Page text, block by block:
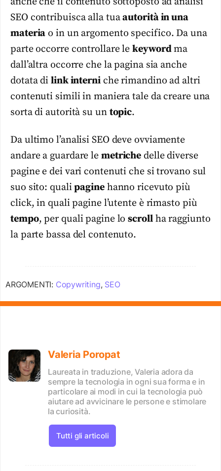
SEO contribuisca alla tuaautorità in una
materia o in un argomento specifico. Da una
parte occorre controllare lekeywordma
dall’altra occorre che la pagina sia anche
dotata dilink interniche rimandino ad altri
contenuti simili in maniera tale da creare una
sorta di autorità su un topic.
Da ultimo l’analisi SEO deve ovviamente
andare a guardare le metriche delle diverse
pagine e dei vari contenuti che si trovano sul
suo sito: qualipaginehanno ricevuto più
click, in quali pagine l’utente è rimasto più
tempo, per quali pagine loscrollha raggiunto
la parte bassa del contenuto.
ARGOMENTI: Copywriting, SEO
Valeria Poropat
Laureata in traduzione, Valeria adora da
sempre la tecnologia in ogni sua forma e in
particolare ai modi in cui la tecnologia può
aiutare ad avvicinare le persone e stimolare
la curiosità.
Tutti gli articoli